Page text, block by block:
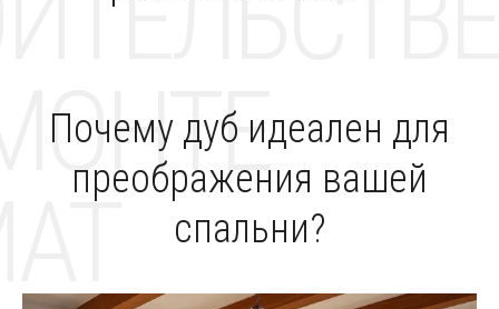
Почему дуб идеален для
преображения вашей
спальни?